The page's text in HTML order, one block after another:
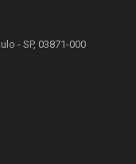
- SP, 03871-000